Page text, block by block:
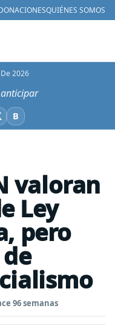
QUIÉNES SOMOS
2026
BBluesky
valoran
Ley
pero
96 semanas